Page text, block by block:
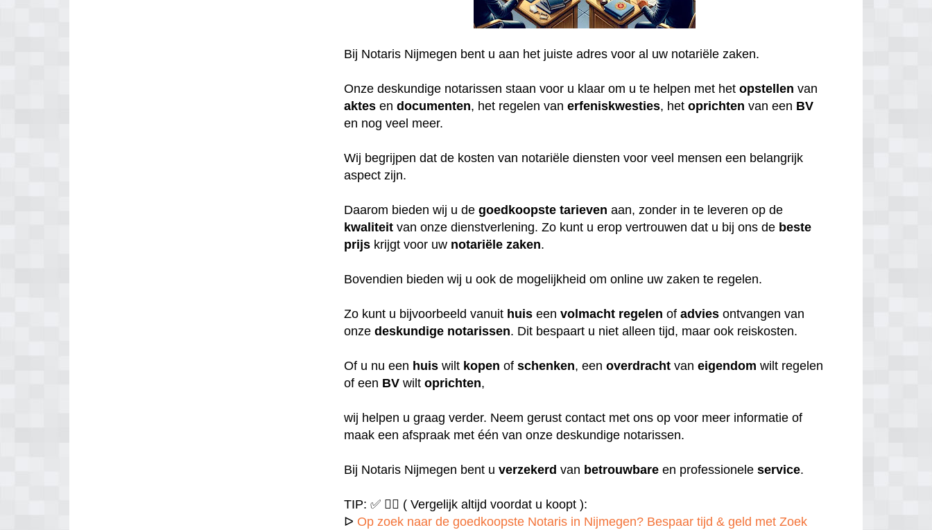
Bij Notaris Nijmegen bent u aan het juiste adres voor al uw notariële zaken.
Onze deskundige notarissen staan voor u klaar om u te helpen met hetopstellen van
aktes endocumenten, het regelen vanerfeniskwesties, hetoprichten van een BV
en nog veel meer.
Wij begrijpen dat de kosten van notariële diensten voor veel mensen een belangrijk
aspect zijn.
Daarom bieden wij u degoedkoopste tarieven aan, zonder in te leveren op de
kwaliteit van onze dienstverlening. Zo kunt u erop vertrouwen dat u bij ons de beste
prijs krijgt voor uw notariële zaken.
Bovendien bieden wij u ook de mogelijkheid om online uw zaken te regelen.
Zo kunt u bijvoorbeeld vanuit huis eenvolmacht regelen ofadvies ontvangen van
onzedeskundige notarissen. Dit bespaart u niet alleen tijd, maar ook reiskosten.
Of u nu een huis wilt kopen ofschenken, eenoverdracht vaneigendom wilt regelen
of een BV wiltoprichten,
wij helpen u graag verder. Neem gerust contact met ons op voor meer informatie of
maak een afspraak met één van onze deskundige notarissen.
Bij Notaris Nijmegen bent uverzekerd van betrouwbare en professioneleservice.
TIP: ✅ ✍🏻 ( Vergelijk altijd voordat u koopt ):
ᐅ Op zoek naar de goedkoopste Notaris in Nijmegen? Bespaar tijd & geld met Zoek